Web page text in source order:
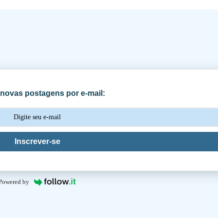
postagens por e-mail:
Inscrever-se
by